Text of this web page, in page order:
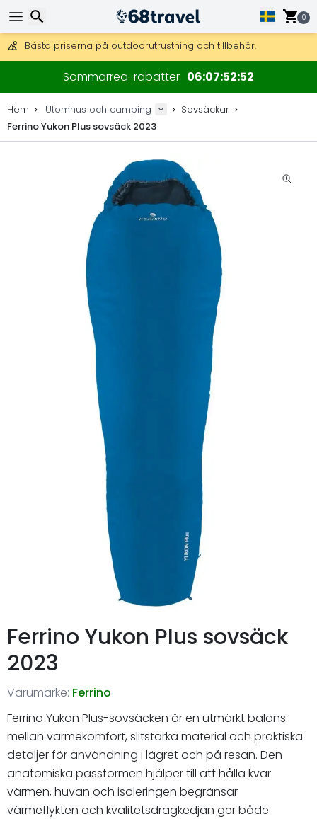
0
DHL Express över natten är också tillgängligt.
30 dagar för retur, 90 dagar för träkartor och dekorationer.
Bästa priserna på outdoorutrustning och tillbehör.
Sommarrea-rabatter 06 07 52 52
Hem Utomhus och camping
Sovsäckar
Ferrino Yukon Plus sovsäck 2023
Ferrino Yukon Plus sovsäck
2023
Varumärke: Ferrino
Ferrino Yukon Plus-sovsäcken är en utmärkt balans
mellan värmekomfort, slitstarka material och praktiska
detaljer för användning i lägret och på resan. Den
anatomiska passformen hjälper till att hålla kvar
värmen, huvan och isoleringen begränsar
värmeflykten och kvalitetsdragkedjan ger både
Sök